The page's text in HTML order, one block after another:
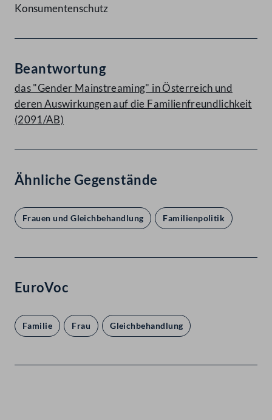
Konsumentenschutz
Beantwortung
das "Gender Mainstreaming" in Österreich und
deren Auswirkungen auf die Familienfreundlichkeit
(2091/AB)
Ähnliche Gegenstände
Frauen und Gleichbehandlung Familienpolitik
EuroVoc
Familie Frau Gleichbehandlung